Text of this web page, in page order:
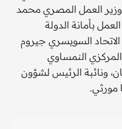
العمل المصري محمد
بأمانة الدولة
السويسري جيروم
النمساوي
ونائبة الرئيس لشؤون
مورثي.